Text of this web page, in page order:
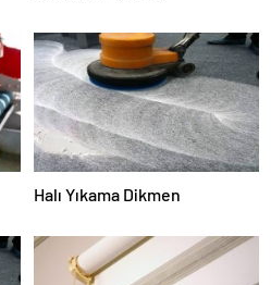
Halı Yıkama Dikmen